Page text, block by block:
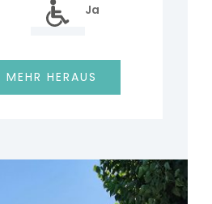
Ja
MEHR HERAUS